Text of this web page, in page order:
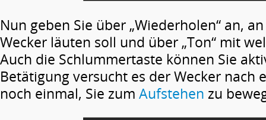
Nun geben Sie über „Wiederholen“ an,
Wecker läuten soll und über „Ton“ mit
Auch die Schlummertaste können Sie
Betätigung versucht es der Wecker nach
noch einmal, Sie zum Aufstehen zu